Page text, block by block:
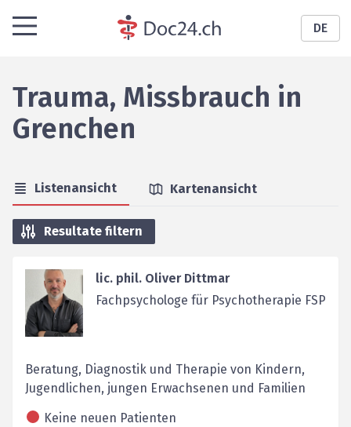
DE
Trauma, Missbrauch in
Grenchen
Listenansicht Kartenansicht
Resultate filtern
lic. phil. Oliver Dittmar
Fachpsychologe für Psychotherapie FSP
Beratung, Diagnostik und Therapie von Kindern,
Jugendlichen, jungen Erwachsenen und Familien
Keine neuen Patienten